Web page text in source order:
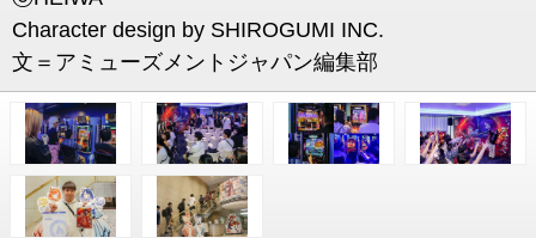
Character design by SHIROGUMI INC.
文＝アミューズメントジャパン編集部